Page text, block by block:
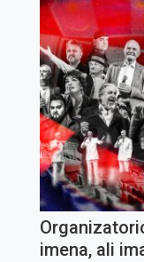
imena, ali